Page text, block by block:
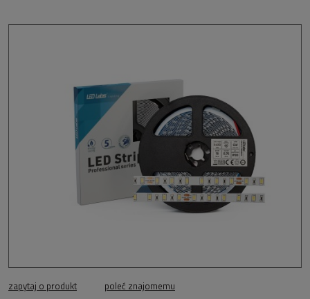
zapytaj o produkt poleć znajomemu